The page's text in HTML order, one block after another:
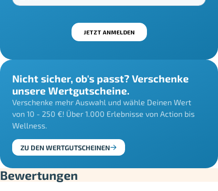
Nicht sicher, ob's passt? Verschenke
unsere Wertgutscheine.
Verschenke mehr Auswahl und wähle Deinen Wert
von 10 - 250 €! Über 1.000 Erlebnisse von Action bis
Wellness.
ZU DEN WERTGUTSCHEINEN
Bewertungen